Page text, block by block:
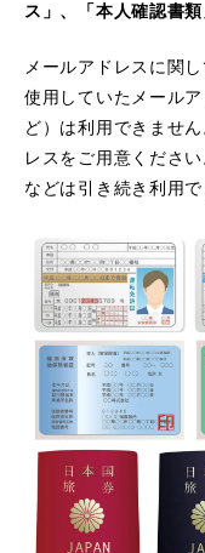
ス」、「本人確認書類
メールアドレスに関
使用していたメール
ど）は利用できませ
レスをご用意くださ
などは引き続き利用で